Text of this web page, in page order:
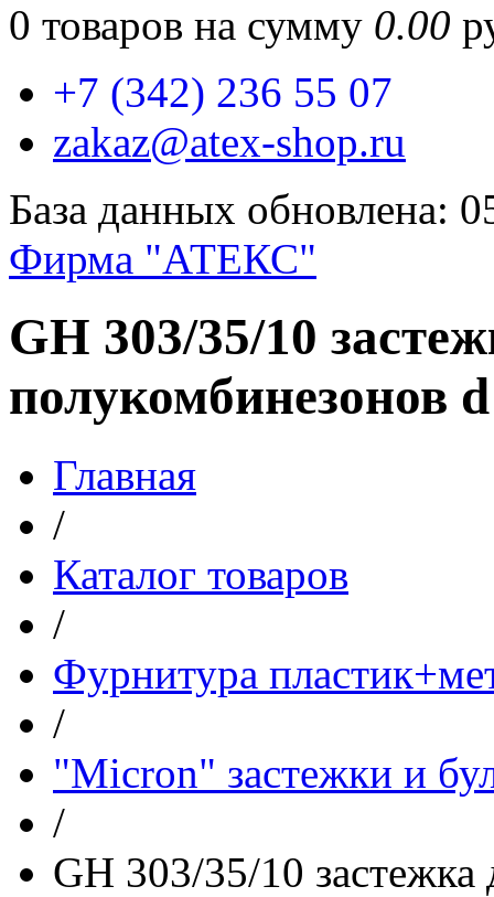
0 товаров на сумму 0.00
+7 (342) 236 55 07
zakaz@atex-shop.ru
База данных обновлена:
Фирма "АТЕКС"
GH 303/35/10
полукомбинезонов
Главная
/
Каталог товаров
/
Фурнитура
/
"Micron" застежки и
/
GH 303/35/10